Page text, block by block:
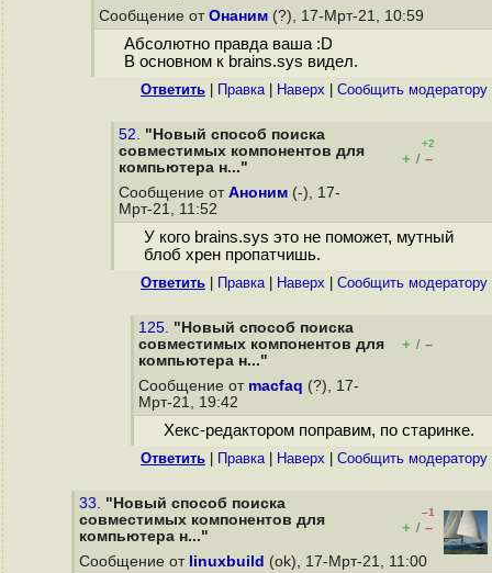
Сообщение от Онаним (?), 17-Мрт-21, 10:59
Абсолютно правда ваша :D
В основном к brains.sys видел.
Ответить Правка| Наверх Cообщить модератору
52. "Новый способ поиска
совместимых компонентов для
компьютера н..."
+2
+ / –
Сообщение от Аноним (-), 17-
Мрт-21, 11:52
У кого brains.sys это не поможет, мутный
блоб хрен пропатчишь.
Ответить Правка| Наверх Cообщить модератору
125. "Новый способ поиска
совместимых компонентов для
компьютера н..."
+ / –
Сообщение от macfaq (?), 17-
Мрт-21, 19:42
Хекс-редактором поправим, по старинке.
Ответить Правка| Наверх Cообщить модератору
33. "Новый способ поиска
совместимых компонентов для
компьютера н..."
–1
+ / –
Сообщение от linuxbuild (ok), 17-Мрт-21, 11:00